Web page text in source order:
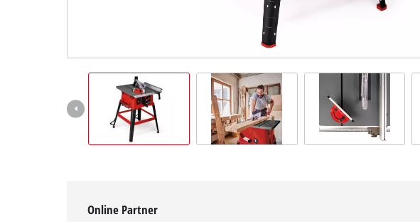
Online Partner